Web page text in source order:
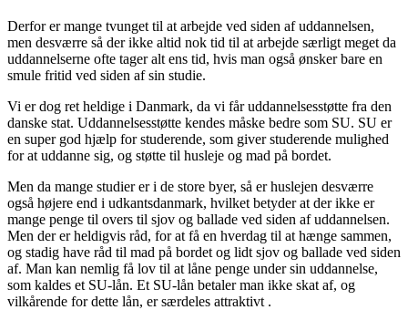
Derfor er mange tvunget til at arbejde ved siden af uddannelsen,
men desværre så der ikke altid nok tid til at arbejde særligt meget da
uddannelserne ofte tager alt ens tid, hvis man også ønsker bare en
smule fritid ved siden af sin studie.
Vi er dog ret heldige i Danmark, da vi får uddannelsesstøtte fra den
danske stat. Uddannelsesstøtte kendes måske bedre som SU. SU er
en super god hjælp for studerende, som giver studerende mulighed
for at uddanne sig, og støtte til husleje og mad på bordet.
Men da mange studier er i de store byer, så er huslejen desværre
også højere end i udkantsdanmark, hvilket betyder at der ikke er
mange penge til overs til sjov og ballade ved siden af uddannelsen.
Men der er heldigvis råd, for at få en hverdag til at hænge sammen,
og stadig have råd til mad på bordet og lidt sjov og ballade ved siden
af. Man kan nemlig få lov til at låne penge under sin uddannelse,
som kaldes et SU-lån. Et SU-lån betaler man ikke skat af, og
vilkårende for dette lån, er særdeles attraktivt .